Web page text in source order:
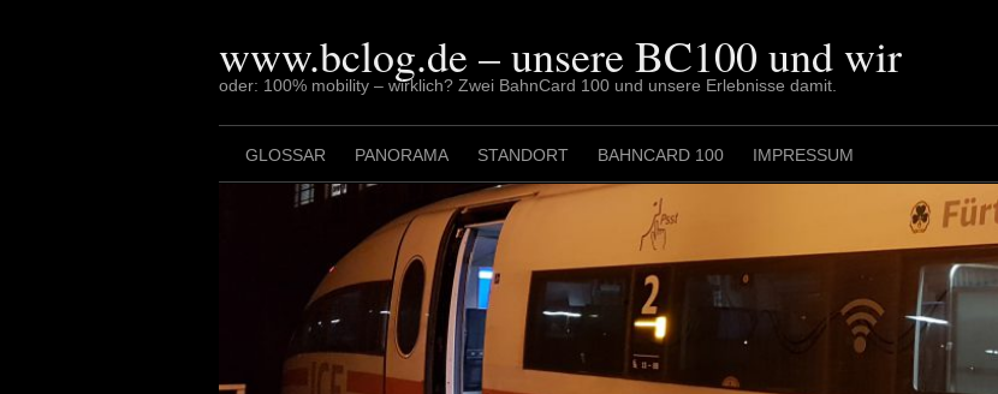
www.bclog.de – unsere BC100 und wir
oder: 100% mobility – wirklich? Zwei BahnCard 100 und unsere Erlebnisse damit.
GLOSSAR PANORAMA STANDORT BAHNCARD 100 IMPRESSUM